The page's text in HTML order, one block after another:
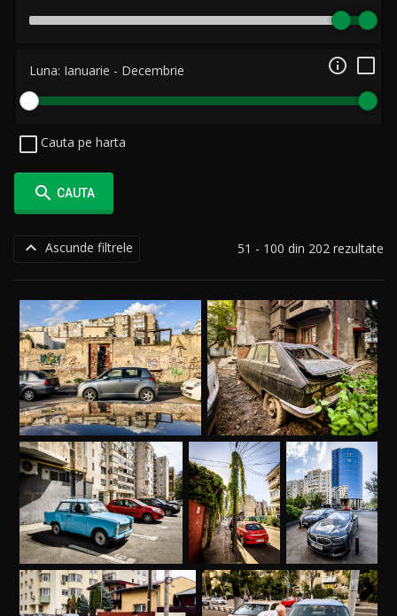
Luna: Ianuarie - Decembrie 
Cauta pe harta
 CAUTA
 Ascunde filtrele 51 - 100 din 202 rezultate